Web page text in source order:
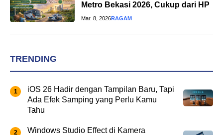
Metro Bekasi 2026, Cukup dari HP
Mar. 8, 2026RAGAM
TRENDING
iOS 26 Hadir dengan Tampilan Baru, Tapi
Ada Efek Samping yang Perlu Kamu
Tahu
Windows Studio Effect di Kamera